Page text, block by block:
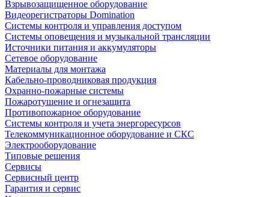
Взрывозащищенное оборудование
Видеорегистраторы Domination
Системы контроля и управления доступом
Системы оповещения и музыкальной трансляции
Источники питания и аккумуляторы
Сетевое оборудование
Материалы для монтажа
Кабельно-проводниковая продукция
Охранно-пожарные системы
Пожаротушение и огнезащита
Противопожарное оборудование
Системы контроля и учета энергоресурсов
Телекоммуникационное оборудование и СКС
Электрооборудование
Типовые решения
Сервисы
Сервисный центр
Гарантия и сервис